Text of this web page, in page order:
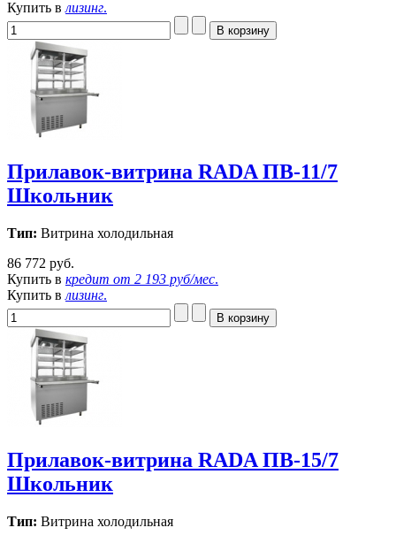
Купить в лизинг.
Прилавок-витрина RADA ПВ-11/7
Школьник
Тип: Витрина холодильная
86 772 руб.
Купить в кредит от 2 193 руб/мес.
Купить в лизинг.
Прилавок-витрина RADA ПВ-15/7
Школьник
Тип: Витрина холодильная